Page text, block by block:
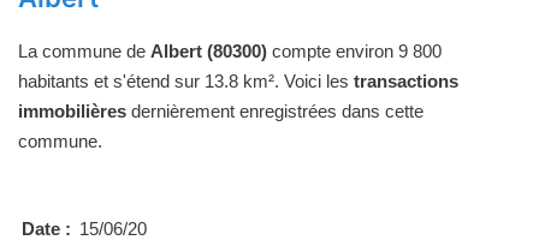
La commune de Albert (80300) compte environ 9 800
habitants et s'étend sur 13.8 km². Voici les transactions
immobilières dernièrement enregistrées dans cette
commune.
Date : 15/06/20